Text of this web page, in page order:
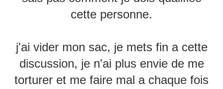
cette personne.
j'ai vider mon sac, je mets fin a cette
discussion, je n'ai plus envie de me
torturer et me faire mal a chaque fois